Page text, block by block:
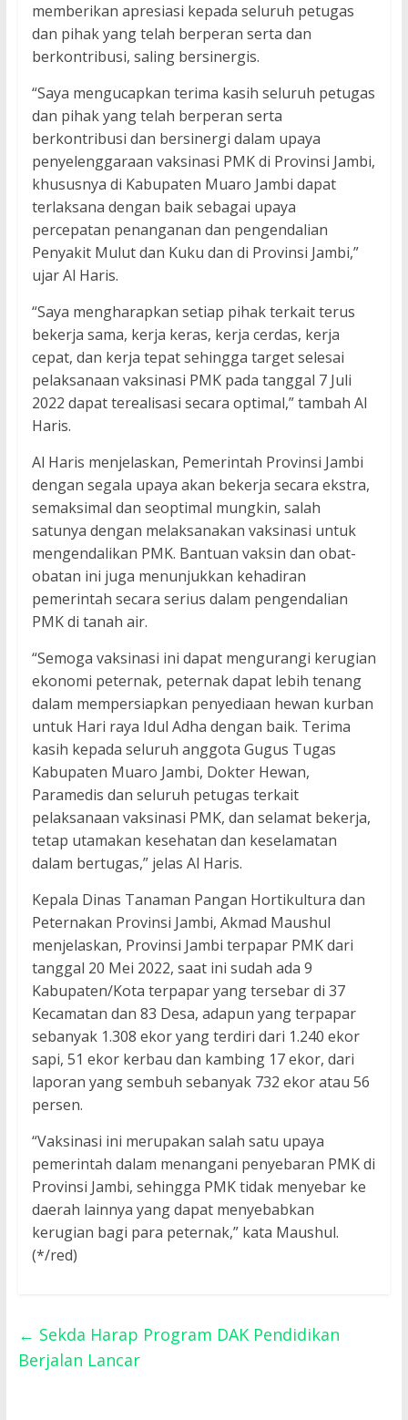
memberikan apresiasi kepada seluruh petugas
dan pihak yang telah berperan serta dan
berkontribusi, saling bersinergis.
“Saya mengucapkan terima kasih seluruh petugas
dan pihak yang telah berperan serta
berkontribusi dan bersinergi dalam upaya
penyelenggaraan vaksinasi PMK di Provinsi Jambi,
khususnya di Kabupaten Muaro Jambi dapat
terlaksana dengan baik sebagai upaya
percepatan penanganan dan pengendalian
Penyakit Mulut dan Kuku dan di Provinsi Jambi,”
ujar Al Haris.
“Saya mengharapkan setiap pihak terkait terus
bekerja sama, kerja keras, kerja cerdas, kerja
cepat, dan kerja tepat sehingga target selesai
pelaksanaan vaksinasi PMK pada tanggal 7 Juli
2022 dapat terealisasi secara optimal,” tambah Al
Haris.
Al Haris menjelaskan, Pemerintah Provinsi Jambi
dengan segala upaya akan bekerja secara ekstra,
semaksimal dan seoptimal mungkin, salah
satunya dengan melaksanakan vaksinasi untuk
mengendalikan PMK. Bantuan vaksin dan obat-
obatan ini juga menunjukkan kehadiran
pemerintah secara serius dalam pengendalian
PMK di tanah air.
“Semoga vaksinasi ini dapat mengurangi kerugian
ekonomi peternak, peternak dapat lebih tenang
dalam mempersiapkan penyediaan hewan kurban
untuk Hari raya Idul Adha dengan baik. Terima
kasih kepada seluruh anggota Gugus Tugas
Kabupaten Muaro Jambi, Dokter Hewan,
Paramedis dan seluruh petugas terkait
pelaksanaan vaksinasi PMK, dan selamat bekerja,
tetap utamakan kesehatan dan keselamatan
dalam bertugas,” jelas Al Haris.
Kepala Dinas Tanaman Pangan Hortikultura dan
Peternakan Provinsi Jambi, Akmad Maushul
menjelaskan, Provinsi Jambi terpapar PMK dari
tanggal 20 Mei 2022, saat ini sudah ada 9
Kabupaten/Kota terpapar yang tersebar di 37
Kecamatan dan 83 Desa, adapun yang terpapar
sebanyak 1.308 ekor yang terdiri dari 1.240 ekor
sapi, 51 ekor kerbau dan kambing 17 ekor, dari
laporan yang sembuh sebanyak 732 ekor atau 56
persen.
“Vaksinasi ini merupakan salah satu upaya
pemerintah dalam menangani penyebaran PMK di
Provinsi Jambi, sehingga PMK tidak menyebar ke
daerah lainnya yang dapat menyebabkan
kerugian bagi para peternak,” kata Maushul.
(*/red)
← Sekda Harap Program DAK Pendidikan
Berjalan Lancar